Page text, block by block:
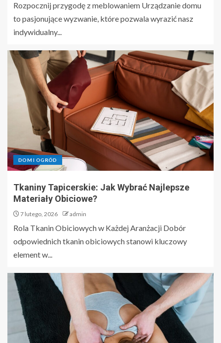
Rozpocznij przygodę z meblowaniem Urządzanie domu
to pasjonujące wyzwanie, które pozwala wyrazić nasz
indywidualny...
DOM I OGRÓD
Tkaniny Tapicerskie: Jak Wybrać Najlepsze
Materiały Obiciowe?
7 lutego, 2026 admin
Rola Tkanin Obiciowych w Każdej Aranżacji Dobór
odpowiednich tkanin obiciowych stanowi kluczowy
element w...